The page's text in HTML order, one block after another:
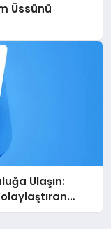
Üssünü
Ulaşın: